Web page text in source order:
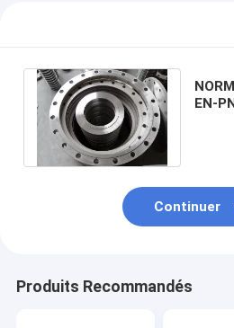
EN-
Continuer
Produits Recommandés